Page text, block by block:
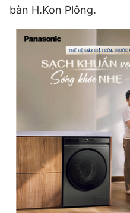
bàn H.Kon Plông.